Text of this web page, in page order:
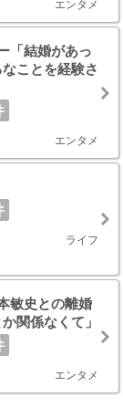
エンタメ
「結婚があっ
ことを経験さ
エンタメ
ライフ
敏史との離婚
関係なくて」
エンタメ